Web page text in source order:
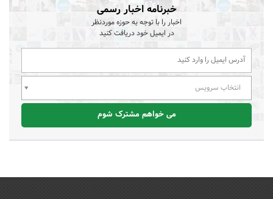
خبرنامه اخبار رسمی
اخبار را با توجه به حوزه موردنظر
در ایمیل خود دریافت کنید
انتخاب سرویس
می خواهم مشترک شوم